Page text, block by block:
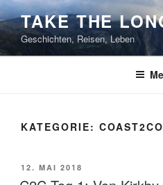
Zum
Inhalt
springen
TAKE THE
Geschichten, Reisen, Leben
KATEGORIE:
VERÖFFENTLICHT
AM
12. MAI 2018